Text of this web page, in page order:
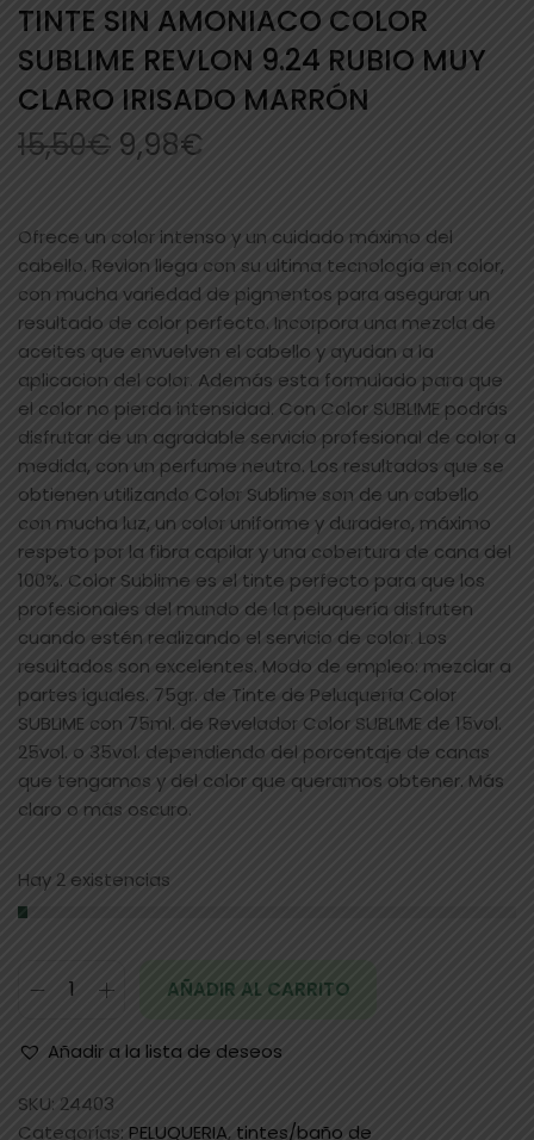
TINTE SIN AMONIACO COLOR
SUBLIME REVLON 9.24 RUBIO MUY
CLARO IRISADO MARRÓN
15,50€ 9,98€
Ofrece un color intenso y un cuidado máximo del
cabello. Revlon llega con su ultima tecnología en color,
con mucha variedad de pigmentos para asegurar un
resultado de color perfecto. Incorpora una mezcla de
aceites que envuelven el cabello y ayudan a la
aplicacion del color. Además esta formulado para que
el color no pierda intensidad. Con Color SUBLIME podrás
disfrutar de un agradable servicio profesional de color a
medida, con un perfume neutro. Los resultados que se
obtienen utilizando Color Sublime son de un cabello
con mucha luz, un color uniforme y duradero, máximo
respeto por la fibra capilar y una cobertura de cana del
100%. Color Sublime es el tinte perfecto para que los
profesionales del mundo de la peluquería disfruten
cuando estén realizando el servicio de color. Los
resultados son excelentes. Modo de empleo: mezclar a
partes iguales. 75gr. de Tinte de Peluquería Color
SUBLIME con 75ml. de Revelador Color SUBLIME de 15vol.
25vol. o 35vol. dependiendo del porcentaje de canas
que tengamos y del color que queramos obtener. Más
claro o más oscuro.
Hay 2 existencias
AÑADIR AL CARRITO
Añadir a la lista de deseos
SKU: 24403
Categorías: PELUQUERIA, tintes/baño de